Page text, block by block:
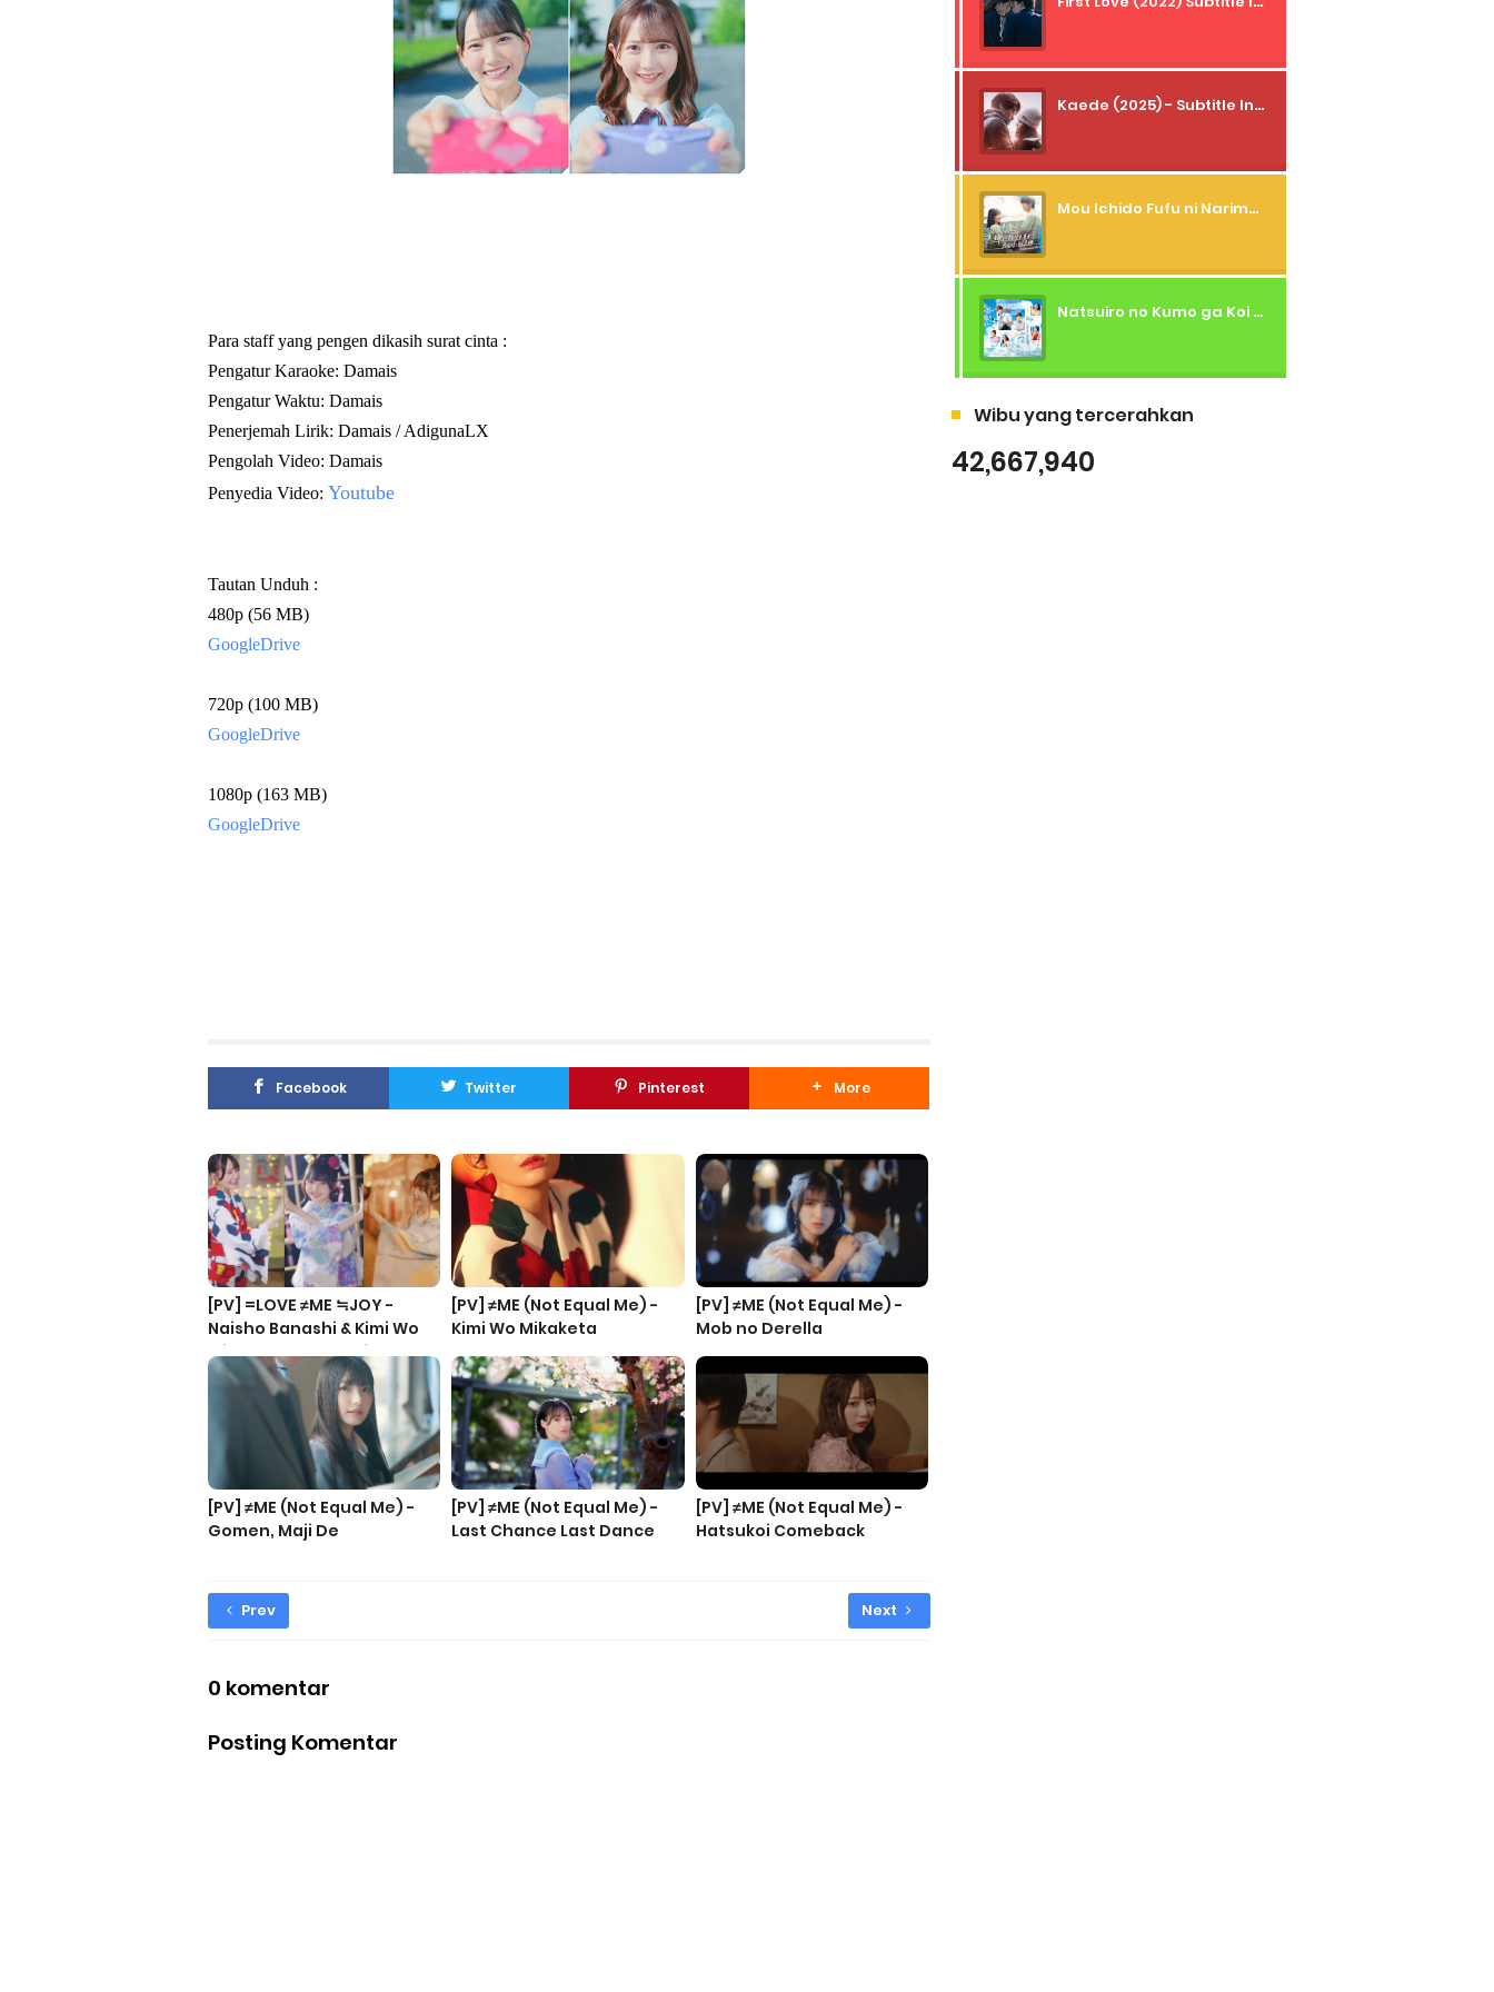
Para staff yang pengen dikasih surat cinta :
Pengatur Karaoke: Damais
Pengatur Waktu: Damais
Penerjemah Lirik: Damais / AdigunaLX
Pengolah Video: Damais
Penyedia Video: Youtube
Tautan Unduh :
480p (56 MB)
GoogleDrive
720p (100 MB)
GoogleDrive
1080p (163 MB)
GoogleDrive
Facebook Twitter Pinterest More
[PV] =LOVE ≠ME ≒JOY -
Naisho Banashi & Kimi Wo
Mikaketa & Ima, Koi Wo
Shiteiru
[PV] ≠ME (Not Equal Me) -
‎Kimi Wo Mikaketa
[PV] ≠ME (Not Equal Me) -
‎Mob no Derella
[PV] ≠ME (Not Equal Me) -
‎Gomen, Maji De
[PV] ≠ME (Not Equal Me) -
‎Last Chance Last Dance
[PV] ≠ME (Not Equal Me) -
‎Hatsukoi Comeback
Prev Next
0 komentar
Posting Komentar
Kaede (2025) - Subtitle Indonesia
Mou Ichido Fufu ni Narimasu ka? (2026) - 01 Subtitle Indonesia
Natsuiro no Kumo ga Koi to Arashi wo Makiokosu (2026) - 01 Subtitle Indonesia
Wibu yang tercerahkan
42,667,940